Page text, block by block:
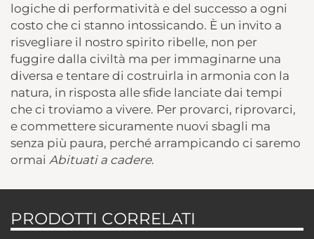
logiche di performatività e del successo a ogni
costo che ci stanno intossicando. È un invito a
risvegliare il nostro spirito ribelle, non per
fuggire dalla civiltà ma per immaginarne una
diversa e tentare di costruirla in armonia con la
natura, in risposta alle sfide lanciate dai tempi
che ci troviamo a vivere. Per provarci, riprovarci,
e commettere sicuramente nuovi sbagli ma
senza più paura, perché arrampicando ci saremo
ormai Abituati a cadere.
PRODOTTI CORRELATI